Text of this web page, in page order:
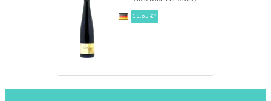
33.65 €*